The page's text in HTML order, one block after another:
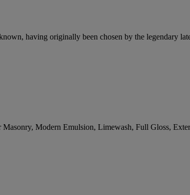
having originally been chosen by the legendary
Modern Emulsion, Limewash, Full Gloss,